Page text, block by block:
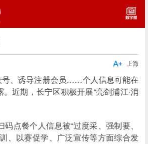
上海

号、诱导注册会员……个人信息可能在
近期，长宁区积极开展“亮剑浦江·消
点餐个人信息被“过度采、强制要、
、以赛促学、广泛宣传等方面综合发